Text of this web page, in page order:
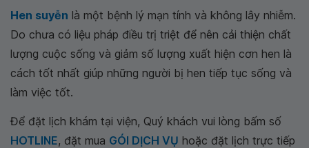
Hen suyễn là một bệnh lý mạn tính và không lây nhiễm.
Do chưa có liệu pháp điều trị triệt để nên cải thiện chất
lượng cuộc sống và giảm số lượng xuất hiện cơn hen là
cách tốt nhất giúp những người bị hen tiếp tục sống và
làm việc tốt.
Để đặt lịch khám tại viện, Quý khách vui lòng bấm số
HOTLINE, đặt mua GÓI DỊCH VỤ hoặc đặt lịch trực tiếp